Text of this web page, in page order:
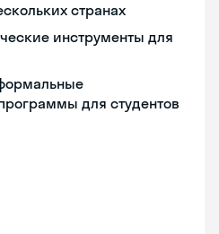
странах
инструменты для
для студентов